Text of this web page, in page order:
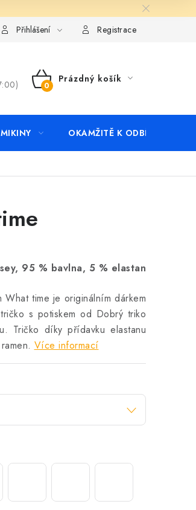
Přihlášení Registrace
NÁKUPNÍ
Prázdný košík
MIKINY OKAMŽITĚ K ODBĚRU
95 % bavlna, 5 % elastan
time je originálním dárkem
s potiskem od Dobrý triko
Tričko díky přídavku elastanu
Více informací